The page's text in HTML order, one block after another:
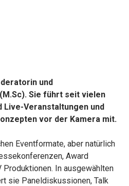
und
Sie führt seit vielen
Live-Veranstaltungen und
vor der Kamera mit.
Eventformate, aber natürlich
Award
In ausgewählten
sie Paneldiskussionen, Talk